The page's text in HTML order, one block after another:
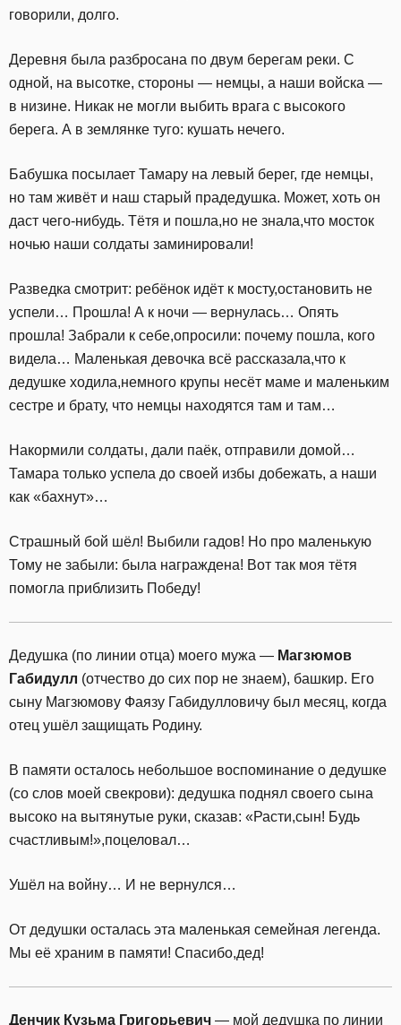
говорили, долго.
Деревня была разбросана по двум берегам реки. С
одной, на высотке, стороны — немцы, а наши войска —
в низине. Никак не могли выбить врага с высокого
берега. А в землянке туго: кушать нечего.
Бабушка посылает Тамару на левый берег, где немцы,
но там живёт и наш старый прадедушка. Может, хоть он
даст чего-нибудь. Тётя и пошла,но не знала,что мосток
ночью наши солдаты заминировали!
Разведка смотрит: ребёнок идёт к мосту,остановить не
успели… Прошла! А к ночи — вернулась… Опять
прошла! Забрали к себе,опросили: почему пошла, кого
видела… Маленькая девочка всё рассказала,что к
дедушке ходила,немного крупы несёт маме и маленьким
сестре и брату, что немцы находятся там и там…
Накормили солдаты, дали паёк, отправили домой…
Тамара только успела до своей избы добежать, а наши
как «бахнут»…
Страшный бой шёл! Выбили гадов! Но про маленькую
Тому не забыли: была награждена! Вот так моя тётя
помогла приблизить Победу!
Дедушка (по линии отца) моего мужа — Магзюмов
Габидулл (отчество до сих пор не знаем), башкир. Его
сыну Магзюмову Фаязу Габидулловичу был месяц, когда
отец ушёл защищать Родину.
В памяти осталось небольшое воспоминание о дедушке
(со слов моей свекрови): дедушка поднял своего сына
высоко на вытянутые руки, сказав: «Расти,сын! Будь
счастливым!»,поцеловал…
Ушёл на войну… И не вернулся…
От дедушки осталась эта маленькая семейная легенда.
Мы её храним в памяти! Спасибо,дед!
Денчик Кузьма Григорьевич — мой дедушка по линии